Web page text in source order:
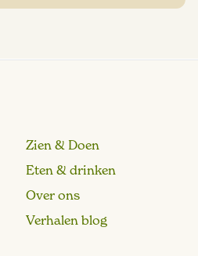
Zien & Doen
Eten & drinken
Over ons
Verhalen blog